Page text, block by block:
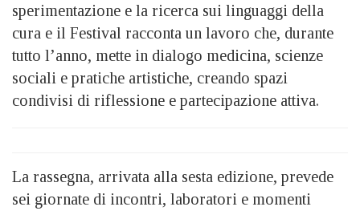
sperimentazione e la ricerca sui linguaggi della
cura e il Festival racconta un lavoro che, durante
tutto l’anno, mette in dialogo medicina, scienze
sociali e pratiche artistiche, creando spazi
condivisi di riflessione e partecipazione attiva.
La rassegna, arrivata alla sesta edizione, prevede
sei giornate di incontri, laboratori e momenti